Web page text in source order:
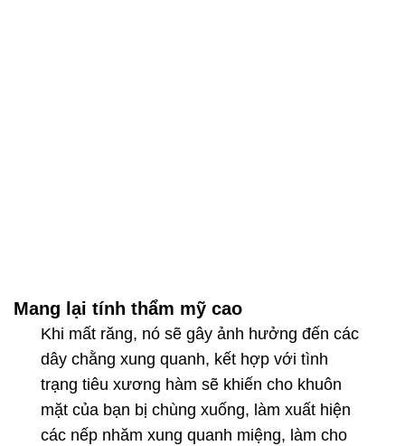
Mang lại tính thẩm mỹ cao
Khi mất răng, nó sẽ gây ảnh hưởng đến các
dây chằng xung quanh, kết hợp với tình
trạng tiêu xương hàm sẽ khiến cho khuôn
mặt của bạn bị chùng xuống, làm xuất hiện
các nếp nhăm xung quanh miệng, làm cho